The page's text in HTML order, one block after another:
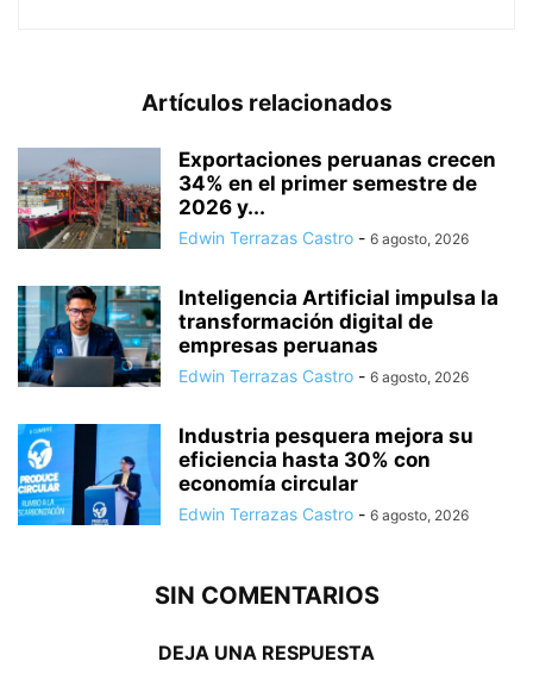
Artículos relacionados
Exportaciones peruanas crecen
34% en el primer semestre de
2026 y...
Edwin Terrazas Castro - 6 agosto, 2026
Inteligencia Artificial impulsa la
transformación digital de
empresas peruanas
Edwin Terrazas Castro - 6 agosto, 2026
Industria pesquera mejora su
eficiencia hasta 30% con
economía circular
Edwin Terrazas Castro - 6 agosto, 2026
SIN COMENTARIOS
DEJA UNA RESPUESTA